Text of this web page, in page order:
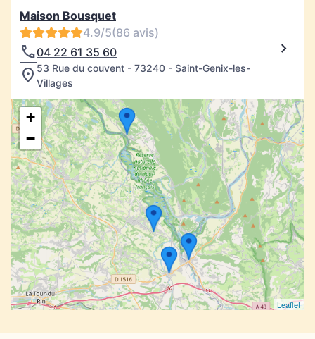
Maison Bousquet
4.9/5(86 avis)
04 22 61 35 60
53 Rue du couvent - 73240 - Saint-Genix-les-
Villages
+
−
Leaflet